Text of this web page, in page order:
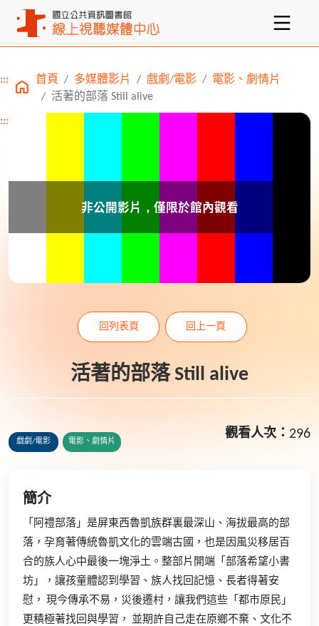
主要內容區塊
::: 首頁 多媒體影片 戲劇/電影
電影、劇情片
活著的部落 Still alive
:::
活著的部落 Still alive
回列表頁 回上一頁
戲劇/電影 電影、劇情片
觀看人次： 296
簡介
「阿禮部落」是屏東西魯凱族群裏最深山、海拔最高的部
落，孕育著傳統魯凱文化的雲端古國，也是因風災移居百
合的族人心中最後一塊淨土。整部片開端「部落希望小書
坊」，讓孩童體認到學習、族人找回記憶、長者得著安
慰， 現今傳承不易，災後遷村，讓我們這些「都市原民」
更積極著找回與學習， 並期許自己走在原鄉不棄、文化不